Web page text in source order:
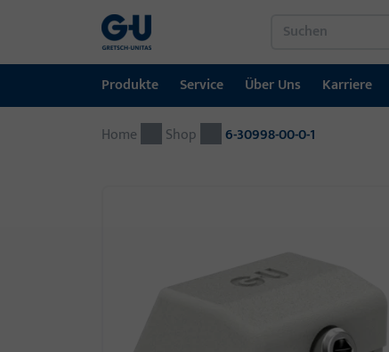
Produkte
Produkte
Service
Service
Über Uns
Über Uns
Karriere
Karriere
Referenzen
Kontakt
Home Shop 6-30998-00-0-1